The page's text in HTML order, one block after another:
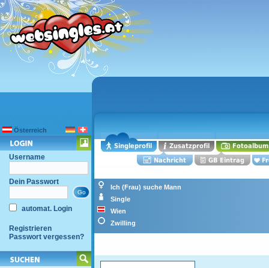
Österreich
Username
Dein Passwort
automat. Login
Registrieren
Passwort vergessen?
Ich (Frau) suche Mann
Single
Wien
Zwilling